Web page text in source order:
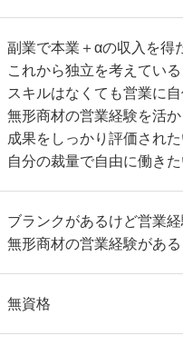
副業で本業＋αの収入を得
これから独立を考えている
スキルはなくても営業に
無形商材の営業経験を活
成果をしっかり評価され
自分の裁量で自由に働き
ブランクがあるけど営業
無形商材の営業経験がある
無資格